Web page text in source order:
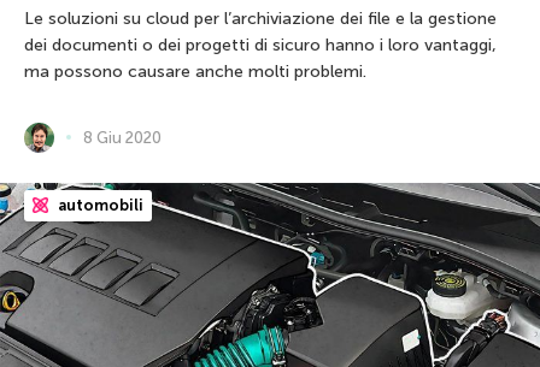
Le soluzioni su cloud per l’archiviazione dei file e la gestione
dei documenti o dei progetti di sicuro hanno i loro vantaggi,
ma possono causare anche molti problemi.
8 Giu 2020
automobili